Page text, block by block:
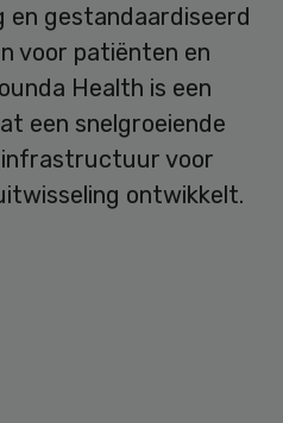
en gestandaardiseerd
voor patiënten en
Health is een
een snelgroeiende
voor
ontwikkelt.